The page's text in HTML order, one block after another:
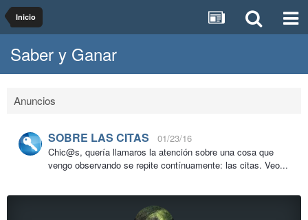
Inicio
Saber y Ganar
Anuncios
SOBRE LAS CITAS
01/23/16
Chic@s, quería llamaros la atención sobre una cosa que
vengo observando se repite contínuamente: las citas. Veo...